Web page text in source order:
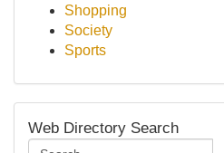
Shopping
Society
Sports
Web Directory Search